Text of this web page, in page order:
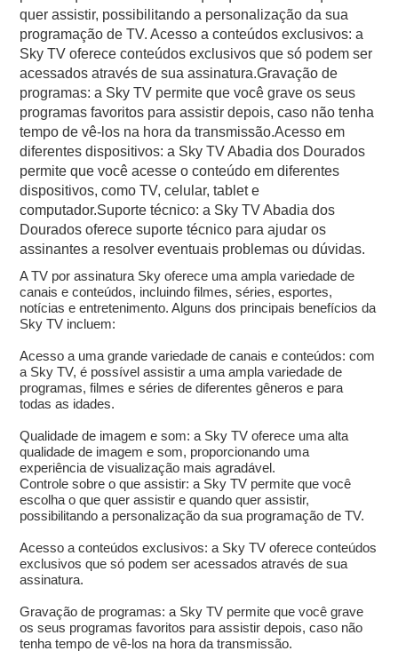
quer assistir, possibilitando a personalização da sua
programação de TV. Acesso a conteúdos exclusivos: a
Sky TV oferece conteúdos exclusivos que só podem ser
acessados através de sua assinatura.Gravação de
programas: a Sky TV permite que você grave os seus
programas favoritos para assistir depois, caso não tenha
tempo de vê-los na hora da transmissão.Acesso em
diferentes dispositivos: a Sky TV Abadia dos Dourados
permite que você acesse o conteúdo em diferentes
dispositivos, como TV, celular, tablet e
computador.Suporte técnico: a Sky TV Abadia dos
Dourados oferece suporte técnico para ajudar os
assinantes a resolver eventuais problemas ou dúvidas.
A TV por assinatura Sky oferece uma ampla variedade de
canais e conteúdos, incluindo filmes, séries, esportes,
notícias e entretenimento. Alguns dos principais benefícios da
Sky TV incluem:
Acesso a uma grande variedade de canais e conteúdos: com
a Sky TV, é possível assistir a uma ampla variedade de
programas, filmes e séries de diferentes gêneros e para
todas as idades.
Qualidade de imagem e som: a Sky TV oferece uma alta
qualidade de imagem e som, proporcionando uma
experiência de visualização mais agradável.
Controle sobre o que assistir: a Sky TV permite que você
escolha o que quer assistir e quando quer assistir,
possibilitando a personalização da sua programação de TV.
Acesso a conteúdos exclusivos: a Sky TV oferece conteúdos
exclusivos que só podem ser acessados através de sua
assinatura.
Gravação de programas: a Sky TV permite que você grave
os seus programas favoritos para assistir depois, caso não
tenha tempo de vê-los na hora da transmissão.